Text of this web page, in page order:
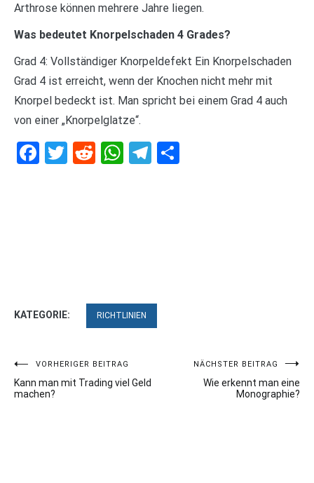
Arthrose können mehrere Jahre liegen.
Was bedeutet Knorpelschaden 4 Grades?
Grad 4: Vollständiger Knorpeldefekt Ein Knorpelschaden
Grad 4 ist erreicht, wenn der Knochen nicht mehr mit
Knorpel bedeckt ist. Man spricht bei einem Grad 4 auch
von einer „Knorpelglatze“.
Facebook
Twitter
RedditWhatsApp
Telegram
KATEGORIE: RICHTLINIEN
Beitragsnavigation
VORHERIGER BEITRAG
Kann man mit Trading viel Geld
machen?
NÄCHSTER BEITRAG
Wie erkennt man eine
Monographie?